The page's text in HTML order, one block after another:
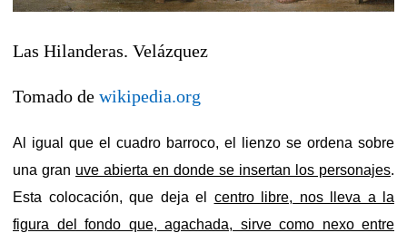
Las Hilanderas. Velázquez
Tomado de wikipedia.org
Al igual que el cuadro barroco, el lienzo se ordena sobre
una gran uve abierta en donde se insertan los personajes.
Esta colocación, que deja el centro libre, nos lleva a la
figura del fondo que, agachada, sirve como nexo entre